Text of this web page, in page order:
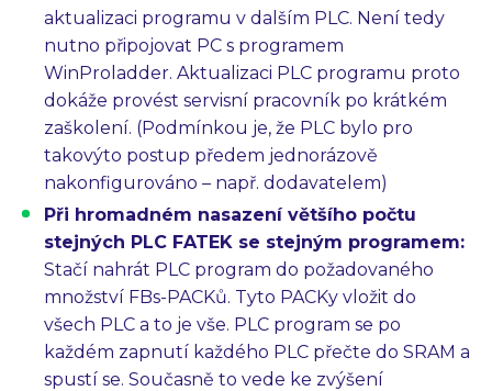
aktualizaci programu v dalším PLC. Není tedy
nutno připojovat PC s programem
WinProladder. Aktualizaci PLC programu proto
dokáže provést servisní pracovník po krátkém
zaškolení. (Podmínkou je, že PLC bylo pro
takovýto postup předem jednorázově
nakonfigurováno – např. dodavatelem)
Při hromadném nasazení většího počtu
stejných PLC FATEK se stejným programem:
Stačí nahrát PLC program do požadovaného
množství FBs-PACKů. Tyto PACKy vložit do
všech PLC a to je vše. PLC program se po
každém zapnutí každého PLC přečte do SRAM a
spustí se. Současně to vede ke zvýšení